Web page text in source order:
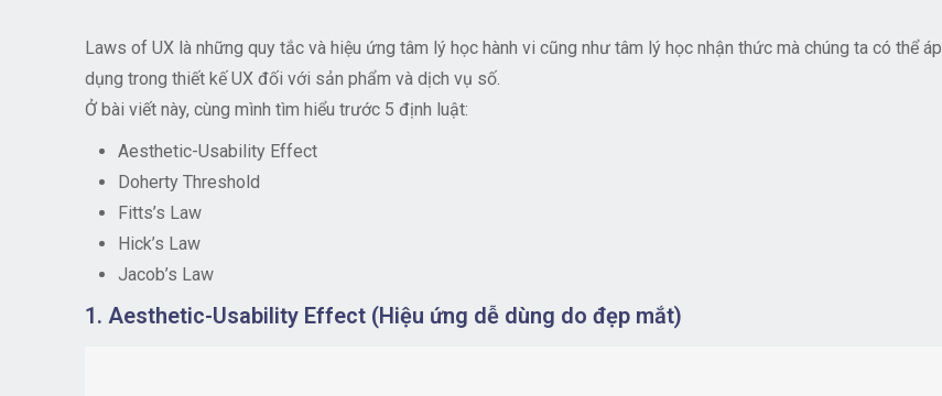
Laws of UX là những quy tắc và hiệu ứng tâm lý học hành vi cũng như tâm lý học nhận thức mà chúng ta có thể áp
dụng trong thiết kế UX đối với sản phẩm và dịch vụ số.
Ở bài viết này, cùng mình tìm hiểu trước 5 định luật:
Aesthetic-Usability Effect
Doherty Threshold
Fitts’s Law
Hick’s Law
Jacob’s Law
1. Aesthetic-Usability Effect (Hiệu ứng dễ dùng do đẹp mắt)